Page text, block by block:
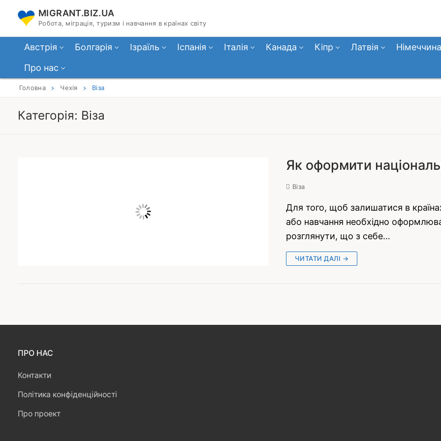
вмісту
MIGRANT.BIZ.UA
Робота, міграція, туризм і навчання в країнах світу
Австрія Болгарія Ізраїль Іспанія Італія Канада Кіпр Латвія Німеччина
Про нас
Головна Чехія Віза
Категорія: Віза
Як оформити
Віза
Для того, щоб залишатися в
або навчання необхідно
розглянути, що з себе…
ЧИТАТИ ДАЛІ →
ПРО НАС
Контакти
Політика конфіденційності
Про проект